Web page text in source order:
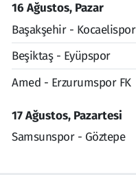
16 Ağustos, Pazar
Başakşehir - Kocaelispor
Beşiktaş - Eyüpspor
Amed - Erzurumspor FK
17 Ağustos, Pazartesi
Samsunspor - Göztepe